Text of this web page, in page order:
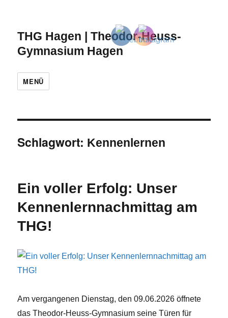
THG Hagen | Theodor-Heuss-
Gymnasium Hagen
MENÜ
Schlagwort: Kennenlernen
Ein voller Erfolg: Unser
Kennenlernnachmittag am
THG!
Am vergangenen Dienstag, den 09.06.2026 öffnete
das Theodor-Heuss-Gymnasium seine Türen für